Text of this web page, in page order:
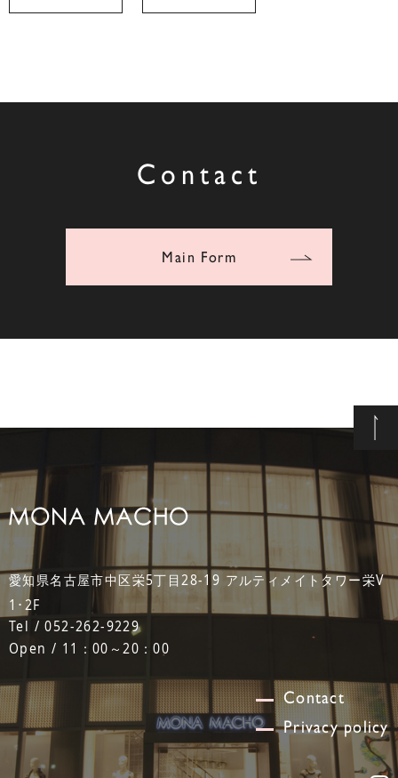
Contact
Main Form
愛知県名古屋市中区栄5丁目28-19 アルティメイトタワー栄V
1･2F
Tel / 052-262-9229
Open / 11：00～20：00
Contact
Privacy policy